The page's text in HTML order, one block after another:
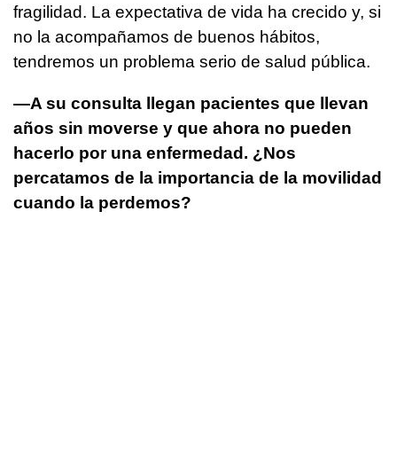
fragilidad. La expectativa de vida ha crecido y, si
no la acompañamos de buenos hábitos,
tendremos un problema serio de salud pública.
—A su consulta llegan pacientes que llevan
años sin moverse y que ahora no pueden
hacerlo por una enfermedad. ¿Nos
percatamos de la importancia de la movilidad
cuando la perdemos?